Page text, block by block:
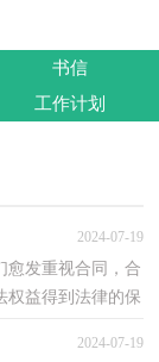
书信
工作计划
2024-07-19
愈发重视合同，合
权益得到法律的保
2024-07-19